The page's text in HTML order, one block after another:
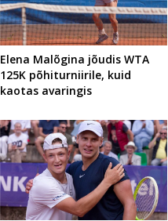
Elena Malõgina jõudis WTA
125K põhiturniirile, kuid
kaotas avaringis